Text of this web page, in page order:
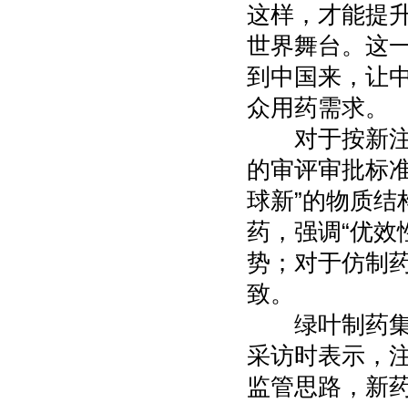
这样，才能提
世界舞台。这
到中国来，让
众用药需求。
对于按新注
的审评审批标
球新”的物质
药，强调“优
势；对于仿制
致。
绿叶制药集
采访时表示，
监管思路，新